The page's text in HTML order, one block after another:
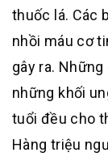
thuốc lá. Các
nhồi máu cơ
gây ra.
những khối
tuổi đều cho
Hàng triệu